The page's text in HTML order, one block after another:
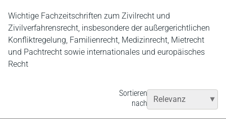
Wichtige Fachzeitschriften zum Zivilrecht und
Zivilverfahrensrecht, insbesondere der außergerichtlichen
Konfliktregelung, Familienrecht, Medizinrecht, Mietrecht
und Pachtrecht sowie internationales und europäisches
Recht
Sortieren
nach